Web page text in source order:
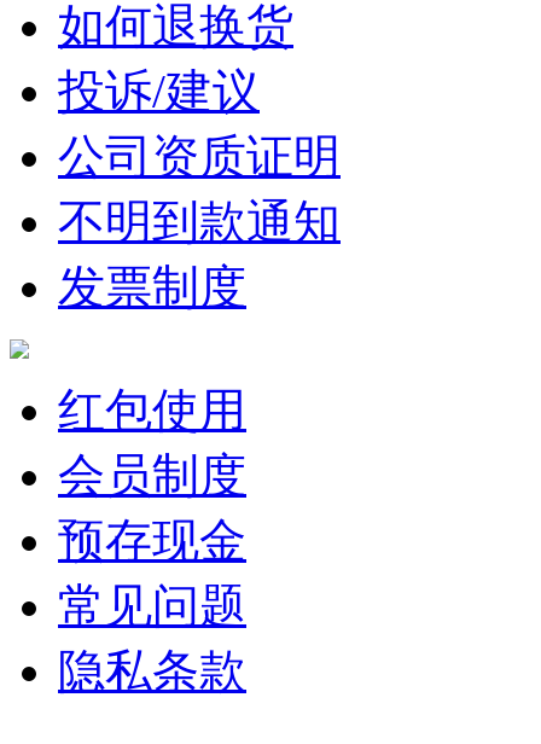
如何退换货
投诉/建议
公司资质证明
不明到款通知
发票制度
红包使用
会员制度
预存现金
常见问题
隐私条款